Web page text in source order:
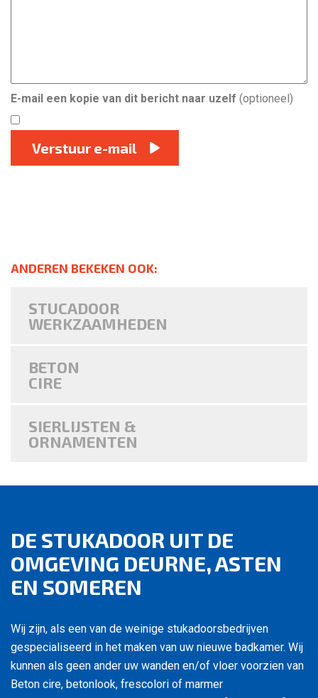
E-mail een kopie van dit bericht naar uzelf (optioneel)
Verstuur e-mail
ANDEREN BEKEKEN OOK:
STUCADOOR
WERKZAAMHEDEN
BETON
CIRE
SIERLIJSTEN &
ORNAMENTEN
DE STUKADOOR UIT DE
OMGEVING DEURNE, ASTEN
EN SOMEREN
Wij zijn, als een van de weinige stukadoorsbedrijven
gespecialiseerd in het maken van uw nieuwe badkamer. Wij
kunnen als geen ander uw wanden en/of vloer voorzien van
Beton cire, betonlook, frescolori of marmer